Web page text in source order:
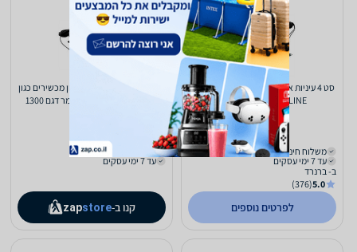
סט 4 עיניות אינפרא לשליטה מרחוק מבית
AUDIO LINE דגם IR1300
279
₪
משלוח חינם
עד 7 ימי עסקים
ב- ברנרד
5.0
(376)
לפרטים נוספים
רכזת עיניות שליטה IR למגוון מכשירים כגון
כולל משלוח (₪20)
עד 7 ימי עסקים
קנו ב- zapstore